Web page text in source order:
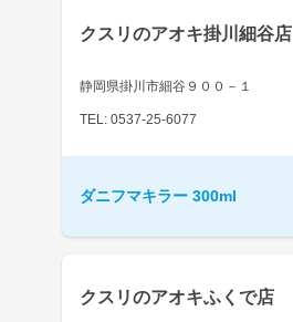
クスリのアオキ掛川細谷店
静岡県掛川市細谷９００－１
TEL: 0537-25-6077
ダニフマキラー 300ml
クスリのアオキふくで店